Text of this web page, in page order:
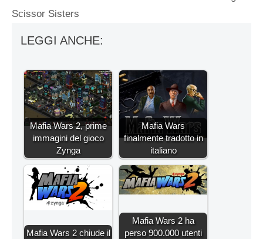
Scissor Sisters
LEGGI ANCHE:
Mafia Wars 2, prime
immagini del gioco
Zynga
Mafia Wars
finalmente tradotto in
italiano
Mafia Wars 2 chiude il
Mafia Wars 2 ha
perso 900.000 utenti